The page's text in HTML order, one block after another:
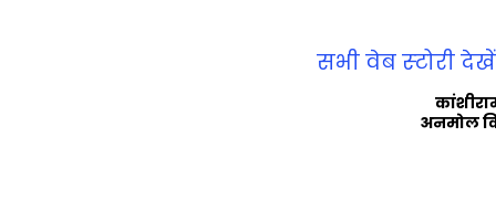
अनमोल
सभी वेब स्‍टोरी देखें